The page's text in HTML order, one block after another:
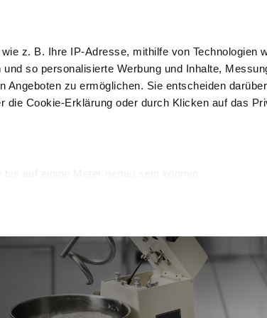
z. B. Ihre IP-Adresse, mithilfe von Technologien
so personalisierte Werbung und Inhalte,
zu ermöglichen. Sie entscheiden
Cookie-Erklärung oder durch Klicken auf das
und legen Sie Ihre Präferenzen im
Funktionen für soziale Medien anbieten zu
zu Ihrer Verwendung unserer Website an unsere
diese Informationen möglicherweise mit weiteren
Ihrer Nutzung der Dienste gesammelt haben.
Auslage und